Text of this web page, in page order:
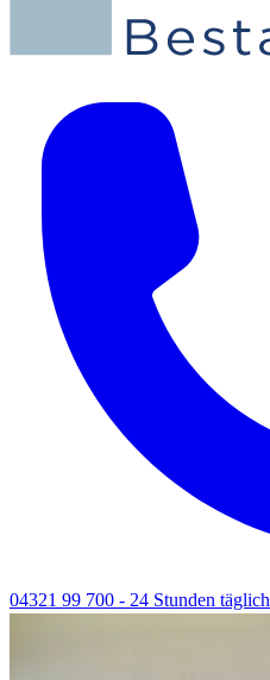
04321 99 700 - 24 Stunden täglich